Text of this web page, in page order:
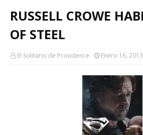
RUSSELL CROWE
OF STEEL
El Solitario de Providence Enero 16, 2013